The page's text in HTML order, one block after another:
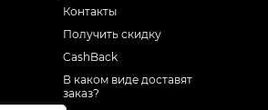
Satisfyer
волновым
белый
Контакты
Получить скидку
CashBack
В каком виде доставят
заказ?